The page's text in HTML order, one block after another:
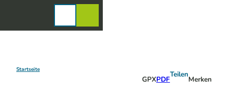
Startseite
GPXPDF
Teilen
Merken